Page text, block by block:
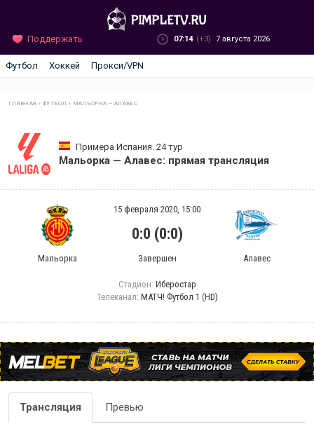
Поддержать 07:14 (+3) 7 августа 2026
Футбол Хоккей Прокси/VPN
ГЛАВНАЯ »ФУТБОЛ » МАЛЬОРКА — АЛАВЕС
Примера Испания. 24 тур
Мальорка — Алавес: прямая трансляция
Мальорка
15 февраля 2020, 15:00
0:0 (0:0)
Завершен Алавес
Стадион: Иберостар
Телеканал: МАТЧ! Футбол 1 (HD)
Трансляция Превью